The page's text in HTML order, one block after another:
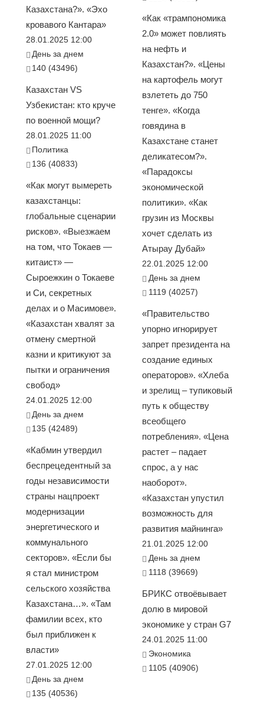
Казахстана?». «Эхо
кровавого Кантара»
28.01.2025 12:00
День за днем
140 (43496)
Казахстан VS
Узбекистан: кто круче
по военной мощи?
28.01.2025 11:00
Политика
136 (40833)
«Как могут вымереть
казахстанцы:
глобальные сценарии
рисков». «Выезжаем
на том, что Токаев —
китаист» —
Сыроежкин о Токаеве
и Си, секретных
делах и о Масимове».
«Казахстан хвалят за
отмену смертной
казни и критикуют за
пытки и ограничения
свобод»
24.01.2025 12:00
День за днем
135 (42489)
«Кабмин утвердил
беспрецедентный за
годы независимости
страны нацпроект
модернизации
энергетического и
коммунального
секторов». «Если бы
я стал министром
сельского хозяйства
Казахстана…». «Там
фамилии всех, кто
был приближен к
власти»
27.01.2025 12:00
День за днем
135 (40536)
«Как «трампономика
2.0» может повлиять
на нефть и
Казахстан?». «Цены
на картофель могут
взлететь до 750
тенге». «Когда
говядина в
Казахстане станет
деликатесом?».
«Парадоксы
экономической
политики». «Как
грузин из Москвы
хочет сделать из
Атырау Дубай»
22.01.2025 12:00
День за днем
1119 (40257)
«Правительство
упорно игнорирует
запрет президента на
создание единых
операторов». «Хлеба
и зрелищ – тупиковый
путь к обществу
всеобщего
потребления». «Цена
растет – падает
спрос, а у нас
наоборот».
«Казахстан упустил
возможность для
развития майнинга»
21.01.2025 12:00
День за днем
1118 (39669)
БРИКС отвоёвывает
долю в мировой
экономике у стран G7
24.01.2025 11:00
Экономика
1105 (40906)